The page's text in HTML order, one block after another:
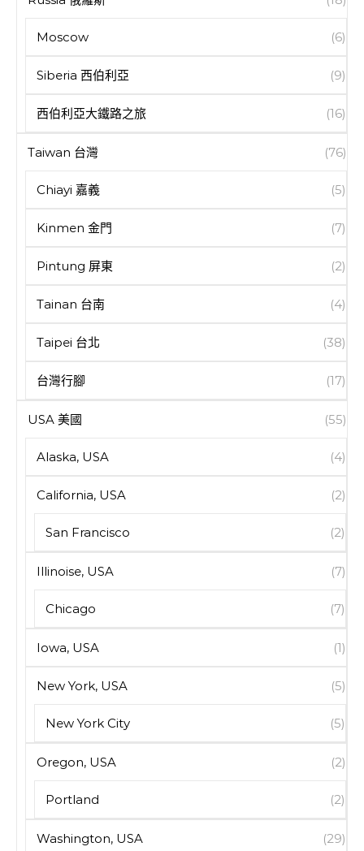
Moscow (6)
Siberia 西伯利亞 (9)
西伯利亞大鐵路之旅 (16)
Taiwan 台灣 (76)
Chiayi 嘉義 (5)
Kinmen 金門 (7)
Pintung 屏東 (2)
Tainan 台南 (4)
Taipei 台北 (38)
台灣行腳 (17)
USA 美國 (55)
Alaska, USA (4)
California, USA (2)
San Francisco (2)
Illinoise, USA (7)
Chicago (7)
Iowa, USA (1)
New York, USA (5)
New York City (5)
Oregon, USA (2)
Portland (2)
Washington, USA (29)